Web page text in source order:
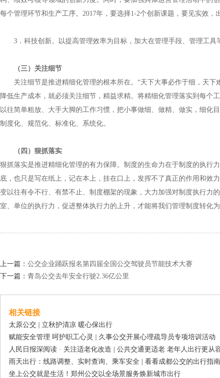
每个管理环节和生产工序。 2017年，要选择1-2个创新课题，要见实效，
3 ．科技创新。以提高管理效率为目标，加大在管理手段、管理工具
（三）关注细节
关注细节是推进精细化管理的根本所在。“天下大事必作于细，天
降低生产成本，就必须关注细节，精益求精。将精细化管理落实到每个
以往简单粗放、大手大脚的工作习惯，把小事做细、做精、做实，细化
制度化、规范化、标准化、系统化。
（四）狠抓落实
狠抓落实是推进精细化管理的有力保障。制度的生命力在于制度的执行
底，也只是写在纸上，记在本上，挂在口上，发挥不了真正的作用和效
变以往有令不行、有禁不止、制度棚架的现象，大力加强对制度执行力
室、单位的执行力，促进整体执行力的上升，才能将我们管理制度转化
上一篇： 公交企业踊跃报名第四届全国公交驾驶员节能技术大赛
下一篇： 青岛公交去年安全行驶2.36亿公里
相关链接
太原公交 | 立秋护清凉 暖心保出行
赋能安全管理 呵护职工心灵 | 久事公交开展心理疏导员专项培训活动
人民日报深阅读 · 关注适老化改造 | 公共交通更适老 老年人出行更从
雨天出行：线路调整、实时查询、乘车安全 | 看看成都公交的出行指
坐上公交就是生活！郑州公交以全场景服务焕新城市出行